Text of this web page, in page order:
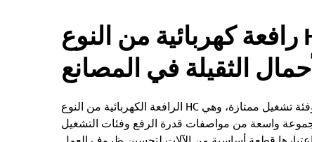
رافعة كهربائية من النوع HC: رافعة سلكية شديدة
الثقيلة في المصانع
الرافعة الكهربائية من النوع HC هي رافعة كهربائية تعمل بحبل سلكي، تتميز بقدرة رفع عالية وفئة تشغيل ممتازة، وهي
واسعة من مواصفات قدرة الرفع وفئات التشغيل